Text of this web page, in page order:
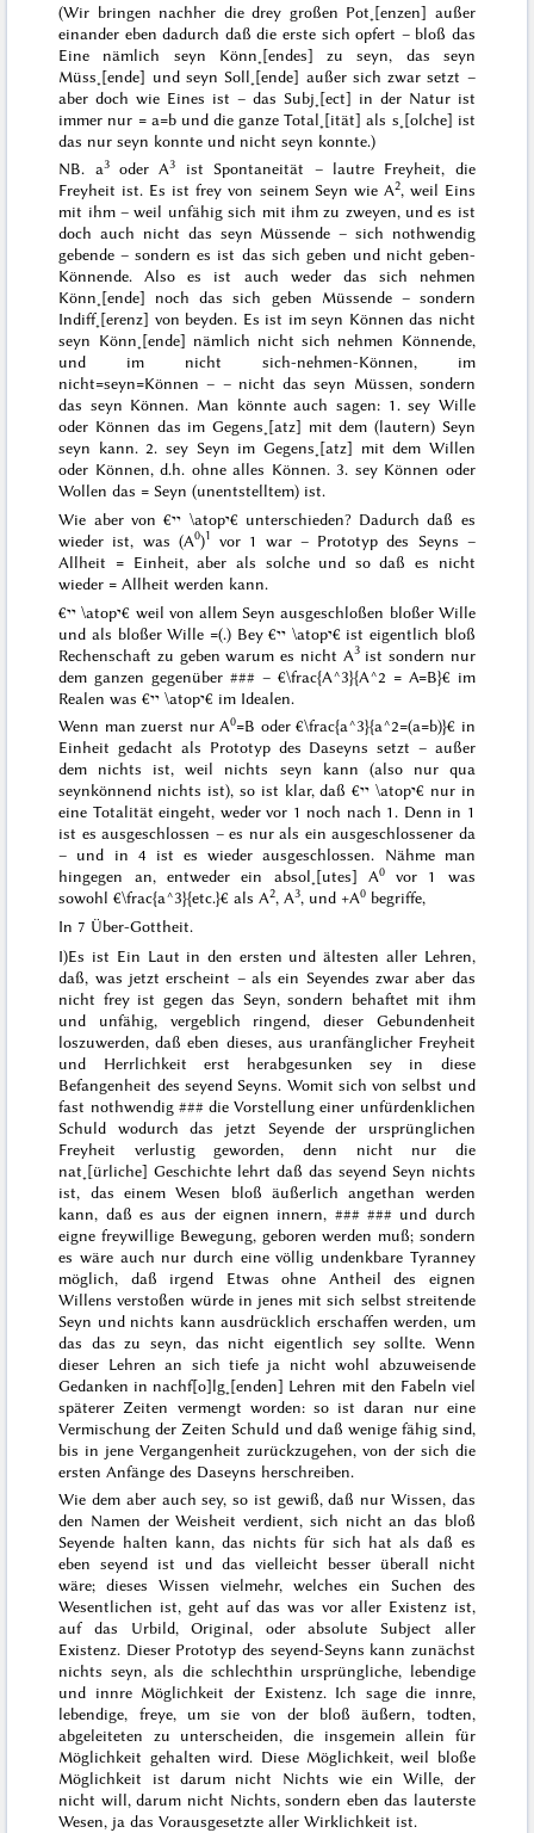
(Wir bringen nachher die drey großen Pot˖[enzen] außer
einander eben dadurch daß die erste sich opfert – bloß das
Eine nämlich seyn Könn˖[endes] zu seyn, das seyn
Müss˖[ende] und seyn Soll˖[ende] außer sichzwar setzt –
aber doch wie Eines ist – das Subj˖[ect] in der Natur ist
immer nur = a=b und dieganze Total˖[ität]als s˖[olche] ist
das nur seyn konnte und nicht seyn konnte.)
NB. a3oder A3
ist Spontaneität – lautre Freyheit, die
Freyheit ist. Es ist frey von seinem Seyn wie A2, weil Eins
mit ihm – weil unfähig sich mit ihm zu zweyen, und es ist
doch auch nicht das seyn Müssende – sich nothwendig
gebende – sondern es ist das sich geben und nicht geben-
Könnende. Also es ist auch weder das sich nehmen
Könn˖[ende] noch das sich geben Müssende – sondern
Indiff˖[erenz] von beyden. Es ist imseyn Können das nicht
seyn Könn˖[ende] nämlich nicht sich nehmen Könnende,
und im nicht sich-nehmen-Können, im
nicht=seyn=Können – – nicht das seyn Müssen, sondern
das seyn Können. Man könnte auch sagen: 1. sey Wille
oder Können das im Gegens˖[atz] mit dem (lautern) Seyn
seyn kann. 2. sey Seyn im Gegens˖[atz] mit dem Willen
oder Können, d.h. ohne alles Können. 3. sey Können oder
Wollen das = Seyn (unentstelltem) ist.
Wie aber von €יי \atopי€ unterschieden? Dadurch daß es
wieder ist, was (A0)1
vor 1 war – Prototyp des Seyns –
Allheit = Einheit, aber als solcheund so daß es nicht
wieder = Allheit werden kann.
€יי \atopי€ weil von allem Seyn ausgeschloßen bloßer Wille
und als bloßer Wille =(.) Bey €יי \atopי€ ist eigentlich bloß
Rechenschaft zu geben warum es nicht A3ist sondern nur
dem ganzen gegenüber### – €\frac{A^3}{A^2 = A=B}€ im
Realen was €יי \atopי€ im Idealen.
Wenn man zuerst nur A0=B oder €\frac{a^3}{a^2=(a=b)}€ in
Einheit gedacht als Prototyp des Daseyns setzt – außer
dem nichts ist, weil nichts seyn kann (also nur qua
seynkönnend nichts ist), so ist klar, daß €יי \atopי€ nurin
eine Totalität eingeht, weder vor 1 noch nach 1. Denn in 1
ist esausgeschlossen – es nur als ein ausgeschlossener da
– und in 4 ist eswieder ausgeschlossen. Nähme man
hingegen an, entweder ein absol˖[utes] A0vor 1 was
sowohl €\frac{a^3}{etc.}€ als A2, A3, und +A0 begriffe,
In 7 Über-Gottheit.
I)Es ist Ein Laut in den ersten und ältesten aller Lehren,
daß, was jetzt erscheint – als ein Seyendes zwar aber das
nicht frey ist gegen das Seyn, sondern behaftet mit ihm
und unfähig, vergeblich ringend, dieser Gebundenheit
loszuwerden, daß eben dieses, aus uranfänglicher Freyheit
und Herrlichkeit erst herabgesunken sey in diese
Befangenheit des seyend Seyns. Womit sich von selbst und
fast nothwendig ###die Vorstellung einer unfürdenklichen
Schuld wodurch das jetzt Seyende der ursprünglichen
Freyheit verlustig geworden, denn nicht nur die
nat˖[ürliche] Geschichte lehrt daß das seyend Seyn nichts
ist, das einem Wesen bloß äußerlich angethan werden
kann, daß es aus der eignen innern, ### ### und durch
eigne freywillige Bewegung, geboren werden muß; sondern
es wäre auch nur durch eine völlig undenkbare Tyranney
möglich, daß irgend Etwas ohne Antheil des eignen
Willens verstoßen würde in jenes mit sich selbst streitende
Seyn und nichts kann ausdrücklich erschaffen werden, um
das das zu seyn, das nicht eigentlich sey sollte. Wenn
dieser Lehren an sich tiefe ja nicht wohl abzuweisende
Gedanken in nachf[o]lg˖[enden] Lehren mit den Fabeln viel
späterer Zeiten vermengt worden: so ist daran nur eine
Vermischung der Zeiten Schuld und daß wenige fähig sind,
bis in jene Vergangenheit zurückzugehen, von der sich die
ersten Anfänge des Daseyns herschreiben.
Wie dem aber auch sey, so ist gewiß, daß nur Wissen, das
den Namen der Weisheit verdient, sich nicht an das bloß
Seyende halten kann, das nichts für sich hat als daß es
eben seyend ist und das vielleicht besser überall nicht
wäre; dieses Wissen vielmehr, welches ein Suchen des
Wesentlichen ist, geht auf das was vor aller Existenz ist,
auf das Urbild, Original, oderabsolute Subject aller
Existenz. Dieser Prototyp des seyend-Seyns kann zunächst
nichts seyn, als die schlechthin ursprüngliche, lebendige
und innre Möglichkeit der Existenz. Ich sage die innre,
lebendige, freye, um sie von der bloß äußern, todten,
abgeleiteten zu unterscheiden, die insgemein allein für
Möglichkeit gehalten wird. Diese Möglichkeit, weil bloße
Möglichkeit ist darum nicht Nichts wie ein Wille, der
nicht will, darum nicht Nichts, sondern eben das lauterste
Wesen, ja das Vorausgesetzte aller Wirklichkeit ist.